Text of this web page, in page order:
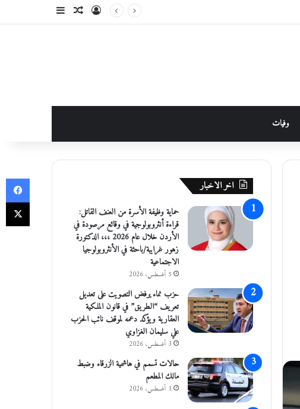
تسجيل الدخولمقال عشوائي
وفيات
اخر الاخبار
حماية وظيفة الأسرة من العنف القاتل:
قراءة أنثروبولوجية في وقائع مرصودة في
الأردن خلال عام 2026 ،،، الدكتورة
زهور غرايبة/باحثة في الأنثروبولوجيا
الاجتماعية
5 أغسطس، 2026
حزب نماء يرفض التصويت على تعديل
تعريف “الطريق” في قانون الملكية
العقارية ويؤكد دعمه لموقف نائب الحزب
علي سليمان الغزاوي
3 أغسطس، 2026
حالات تسمم في هاشمية الزرقاء وضبط
مالك المطعم
1 أغسطس، 2026